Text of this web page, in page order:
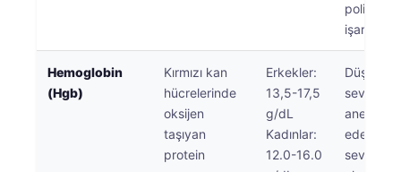
işaret
Hemoglobin
(Hgb)
Kırmızı kan
hücrelerinde
oksijen
taşıyan
protein
Erkekler:
13,5-17,5
g/dL
Kadınlar:
12.0-16.0
Düşük
seviyeler
anemiye
eder;
seviyeler